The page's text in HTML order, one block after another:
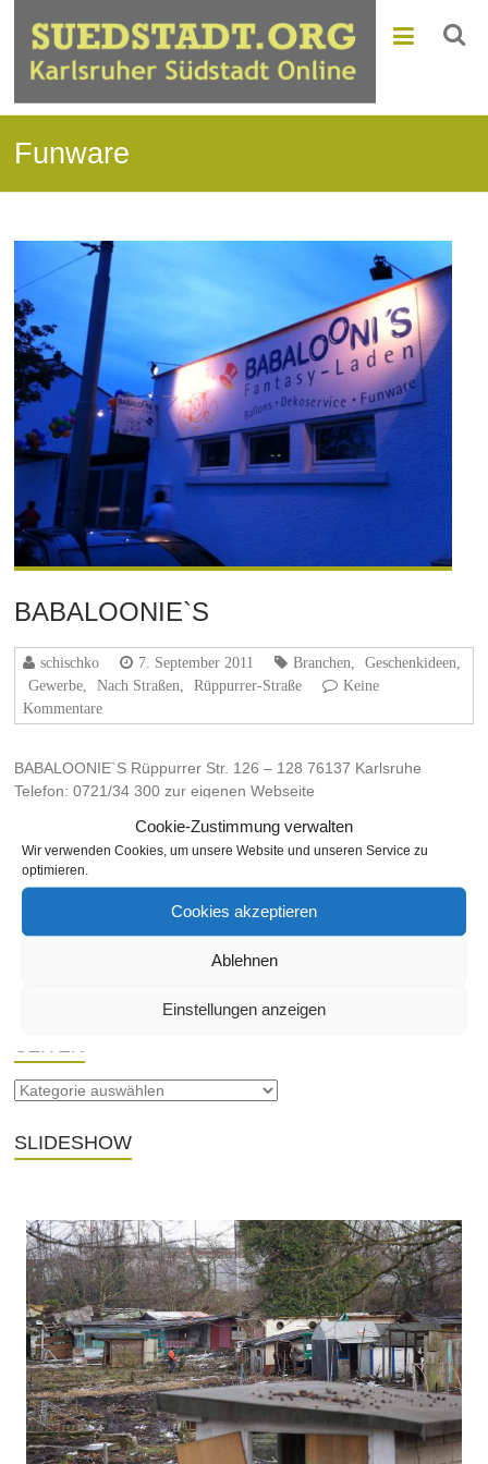
Cookie-Zustimmung verwalten
Wir verwenden Cookies, um unsere Website und unseren Service zu
optimieren.
Cookies akzeptieren
Ablehnen
Einstellungen anzeigen
Funware
BABALOONIE`S
schischko 7. September 2011 Branchen Geschenkideen
Gewerbe
Nach Straßen Rüppurrer-Straße
Keine
Kommentare
BABALOONIE`S Rüppurrer Str. 126 – 128 76137 Karlsruhe
Telefon: 0721/34 300 zur eigenen Webseite
SEITEN
SLIDESHOW